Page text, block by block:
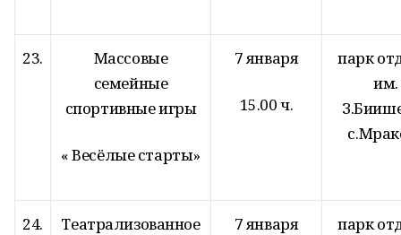
23.
Массовые
семейные
спортивные игры
« Весёлые старты»
7 января
15.00 ч.
парк
им.
24.
Театрализованное
7 января
парк